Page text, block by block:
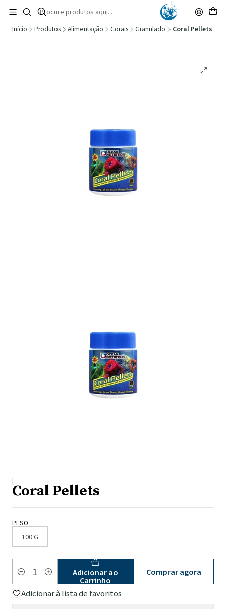
🚚 Portugal Continental: Portes Grátis desde 149,90€ (Envio extresso: 14,90€)
Ler mais
Início Produtos Alimentação Corais Granulado Coral Pellets
|
Coral Pellets
PESO
100 G
Quantidade
Adicionar ao
Carrinho
Comprar agora
Adicionar à lista de favoritos